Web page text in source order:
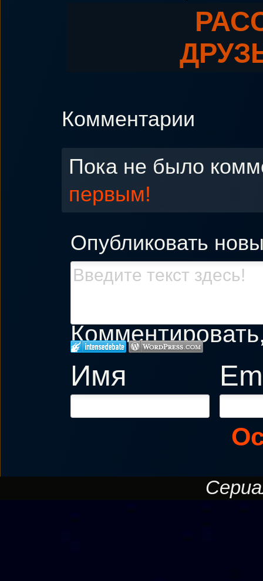
Комментарии
Пока не было
первым!
Опубликовать
Имя